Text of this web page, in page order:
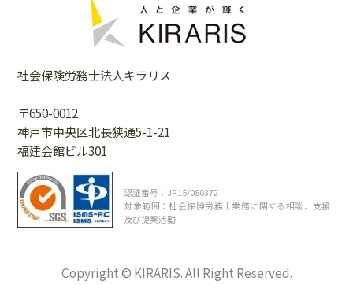
社会保険労務士法人キラリス
〒650-0012
神戸市中央区北長狭通5-1-21
福建会館ビル301
認証番号：JP15/080372
対象範囲：社会保険労務士業務に関する相談、支援
及び提案活動
Copyright © KIRARIS. All Right Reserved.